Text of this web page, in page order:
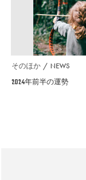
そのほか NEWS
2024年前半の運勢